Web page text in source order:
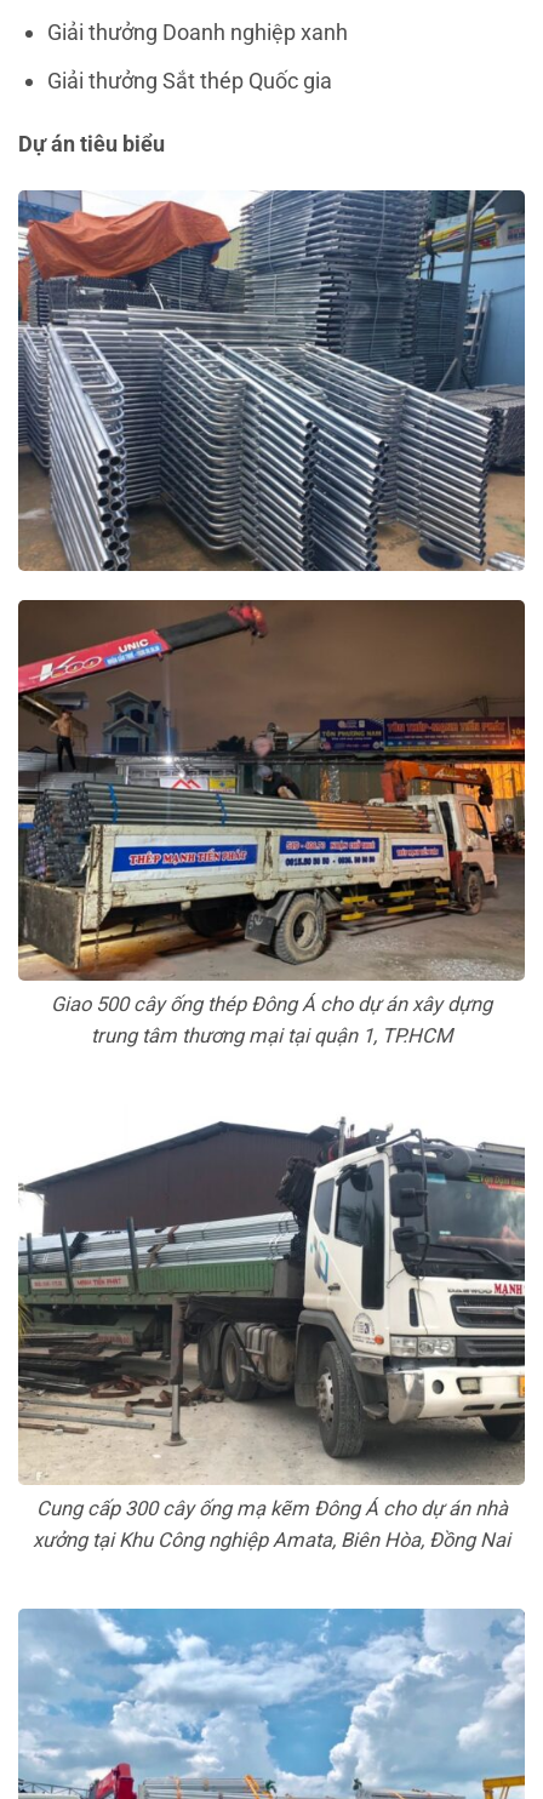
Giải thưởng Doanh nghiệp xanh
Giải thưởng Sắt thép Quốc gia
Dự án tiêu biểu
Giao 500 cây ống thép Đông Á cho dự án xây dựng
trung tâm thương mại tại quận 1, TP.HCM
Cung cấp 300 cây ống mạ kẽm Đông Á cho dự án nhà
xưởng tại Khu Công nghiệp Amata, Biên Hòa, Đồng Nai